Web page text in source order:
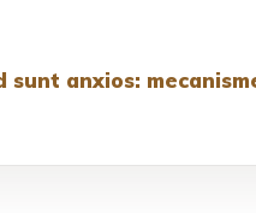
sunt anxios: